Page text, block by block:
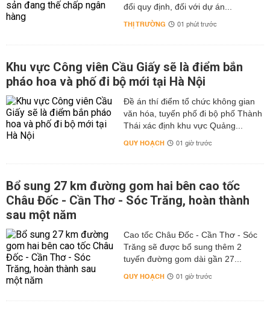
đổi quy định, đối với dự án...
THỊ TRƯỜNG 01 phút trước
Khu vực Công viên Cầu Giấy sẽ là điểm bắn
pháo hoa và phố đi bộ mới tại Hà Nội
Đề án thí điểm tổ chức không gian
văn hóa, tuyến phố đi bộ phố Thành
Thái xác định khu vực Quảng...
QUY HOẠCH 01 giờ trước
Bổ sung 27 km đường gom hai bên cao tốc
Châu Đốc - Cần Thơ - Sóc Trăng, hoàn thành
sau một năm
Cao tốc Châu Đốc - Cần Thơ - Sóc
Trăng sẽ được bổ sung thêm 2
tuyến đường gom dài gần 27...
QUY HOẠCH 01 giờ trước